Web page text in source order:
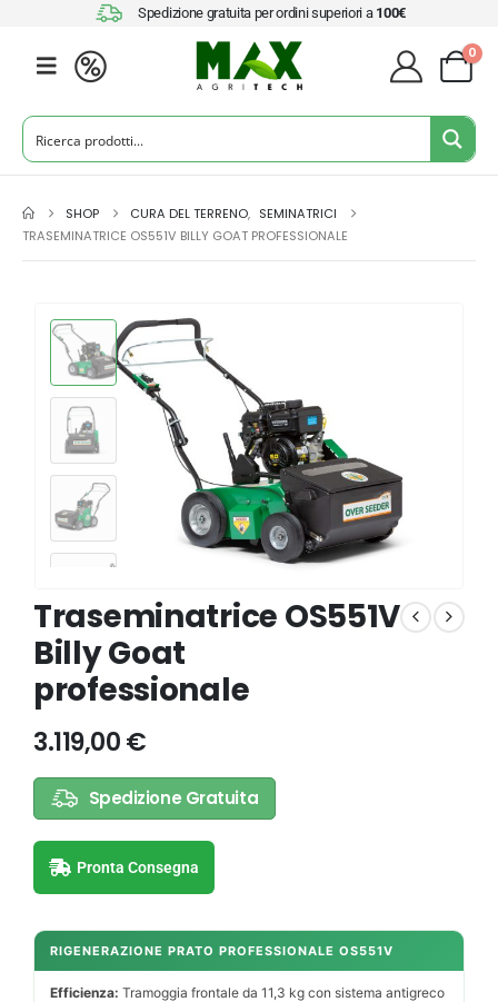
Spedizione gratuita per ordini superiori a 100€
0
SHOP CURA DEL TERRENO, SEMINATRICI
TRASEMINATRICE OS551V BILLY GOAT PROFESSIONALE
Traseminatrice OS551V
Billy Goat
professionale
3.119,00€
Spedizione Gratuita
Pronta Consegna
RIGENERAZIONE PRATO PROFESSIONALE OS551V
Efficienza: Tramoggia frontale da 11,3 kg con sistema antigreco